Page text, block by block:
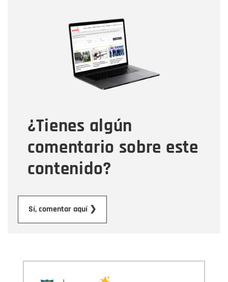
¿Tienes algún
comentario sobre este
contenido?
Sí, comentar aquí ❯
Correo electrónico
Tipo de comentario
Mensaje